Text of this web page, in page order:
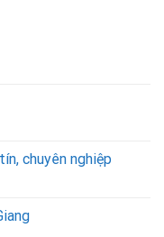
chuyên nghiệp